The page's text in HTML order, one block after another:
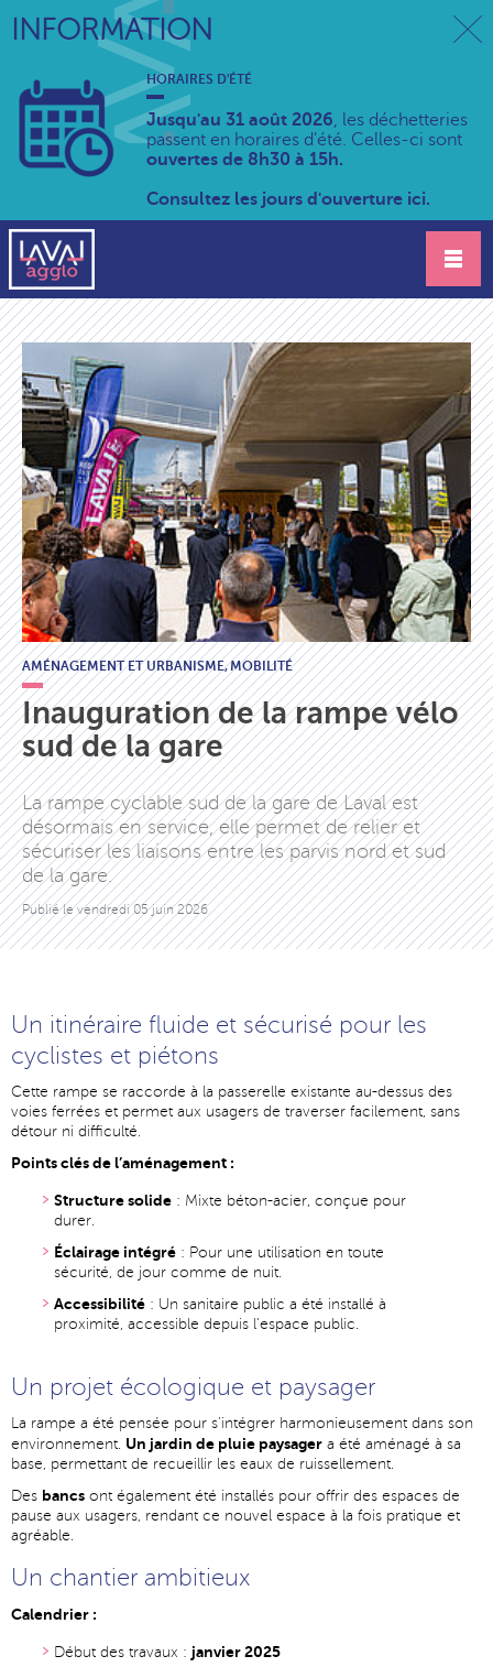
INFORMATION
HORAIRES D'ÉTÉ
Jusqu'au 31 août 2026, les déchetteries
passent en horaires d'été. Celles-ci sont
ouvertes de 8h30 à 15h.
Consultez les jours d'ouverture ici.
AMÉNAGEMENT ET URBANISME,MOBILITÉ
Inauguration de la rampe vélo
sud de la gare
La rampe cyclable sud de la gare de Laval est
désormais en service, elle permet de relier et
sécuriser les liaisons entre les parvis nord et sud
de la gare.
Publié levendredi 05 juin 2026
Un itinéraire fluide et sécurisé pour les
cyclistes et piétons
Cette rampe se raccorde à la passerelle existante au-dessus des
voies ferrées et permet aux usagers de traverser facilement, sans
détour ni difficulté.
Points clés de l’aménagement :
Structure solide : Mixte béton-acier, conçue pour
durer.
Éclairage intégré : Pour une utilisation en toute
sécurité, de jour comme de nuit.
Accessibilité : Un sanitaire public a été installé à
proximité, accessible depuis l’espace public.
Un projet écologique et paysager
La rampe a été pensée pour s’intégrer harmonieusement dans son
environnement. Un jardin de pluie paysager a été aménagé à sa
base, permettant de recueillir les eaux de ruissellement.
Des bancs ont également été installés pour offrir des espaces de
pause aux usagers, rendant ce nouvel espace à la fois pratique et
agréable.
Un chantier ambitieux
Calendrier :
Début des travaux : janvier 2025